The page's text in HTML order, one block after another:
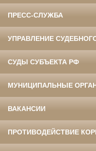
ПРЕСС-СЛУЖБА
УПРАВЛЕНИЕ
СУДЫ СУБЪЕКТА РФ
МУНИЦИПАЛЬНЫЕ
ВАКАНСИИ
ПРОТИВОДЕЙСТВИЕ